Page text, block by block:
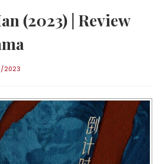
(2023) | Review
2023